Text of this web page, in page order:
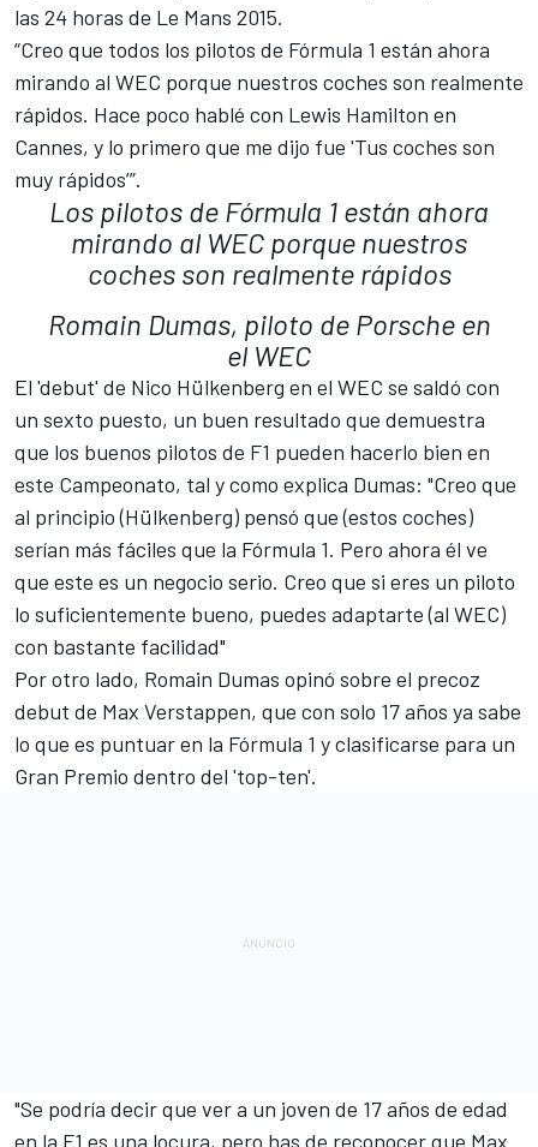
las 24 horas de Le Mans 2015.
“Creo que todos los pilotos de Fórmula 1 están ahora
mirando al WEC porque nuestros coches son realmente
rápidos. Hace poco hablé con Lewis Hamilton en
Cannes, y lo primero que me dijo fue 'Tus coches son
muy rápidos’”.
Los pilotos de Fórmula 1 están ahora
mirando al WEC porque nuestros
coches son realmente rápidos
Romain Dumas, piloto de Porsche en
el WEC
El 'debut' de Nico Hülkenberg en el WEC se saldó con
un sexto puesto, un buen resultado que demuestra
que los buenos pilotos de F1 pueden hacerlo bien en
este Campeonato, tal y como explica Dumas: "Creo que
al principio (Hülkenberg) pensó que (estos coches)
serían más fáciles que la Fórmula 1. Pero ahora él ve
que este es un negocio serio. Creo que si eres un piloto
lo suficientemente bueno, puedes adaptarte (al WEC)
con bastante facilidad"
Por otro lado, Romain Dumas opinó sobre el precoz
debut de Max Verstappen, que con solo 17 años ya sabe
lo que es puntuar en la Fórmula 1 y clasificarse para un
Gran Premio dentro del 'top-ten'.
"Se podría decir que ver a un joven de 17 años de edad
en la F1 es una locura, pero has de reconocer que Max